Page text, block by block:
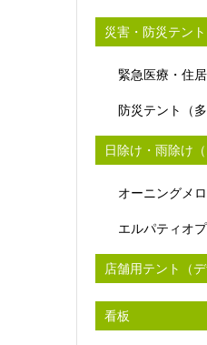
災害・防災テント
緊急医療・住
防災テント（多
日除け・雨除け（
オーニングメ
エルパティオ
店舗用テント（
看板